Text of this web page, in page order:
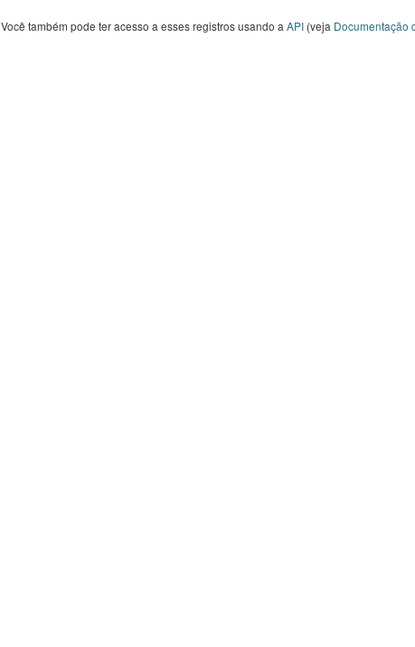
Você também pode ter acesso a esses registros usando a API (veja Documentação